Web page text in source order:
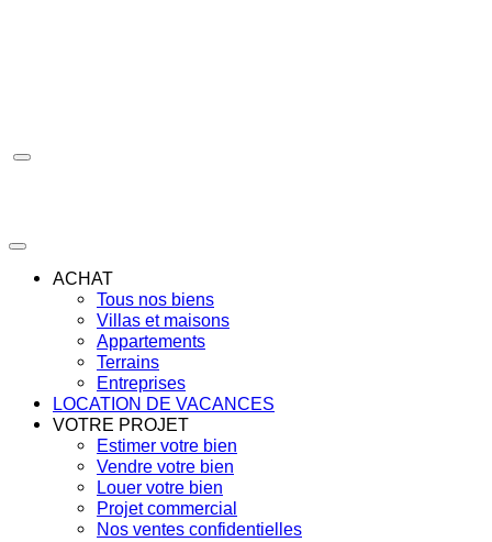
ACHAT
Tous nos biens
Villas et maisons
Appartements
Terrains
Entreprises
LOCATION DE VACANCES
VOTRE PROJET
Estimer votre bien
Vendre votre bien
Louer votre bien
Projet commercial
Nos ventes confidentielles